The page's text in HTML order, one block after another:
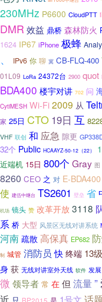
230MHz P6600 CloudPTT
DMR 效益 鼎桥 森林防火
1624 IP67 iPhone 极蜂
、 IPv6 你 聊 冀 CB-FLQ-400
01L09 LoRa 24372台 2900 quot
BDA400 楼宇对讲 702 问
CytiMESH Wi-Fi 2009 从
家 25日 CTO 19日 互
VHF 联创 和 应急 隙更
32个 Public HCAAYZ-50-12（22）
近端机 15日 800个 Gray 图
8260 CEO 之 对 E-BDA400
使 建伍中继台 TS2601 壁垒 省
机场 镜头 赞 改革开放 3118
系 桥 大型 风景区无线对讲系统
河南 疏散 高保真 EP682
制 城管 消防员 快 终端 13级
身 获 无线对讲室外天线 软件 发展
微 领导者 常 在 但 流量”
1号文 话题